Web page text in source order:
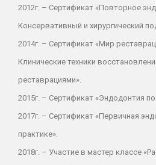
2012г. – Сертификат «Повторное
Консервативный и хирургический
2014г. – Сертификат «Мир
Клинические техники
реставрациями».
2015г. – Сертификат «Эндодонтия
2017г. – Сертификат «Первичная
практике».
2018г. – Участие в мастер классе